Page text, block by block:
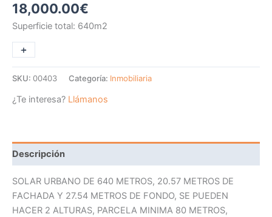
18,000.00€
Superficie total: 640m2
-
+
SKU: 00403 Categoría: Inmobiliaria
¿Te interesa? Llámanos
Descripción
SOLAR URBANO DE 640 METROS, 20.57 METROS DE
FACHADA Y 27.54 METROS DE FONDO, SE PUEDEN
HACER 2 ALTURAS, PARCELA MINIMA 80 METROS,